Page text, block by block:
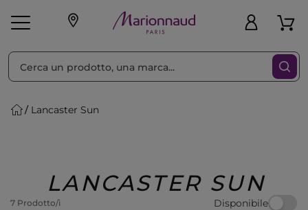
Make-up
Regalo
Lancaster Sun
LANCASTER SUN
7 Prodotto/i Disponibile
Ordina per Filtra